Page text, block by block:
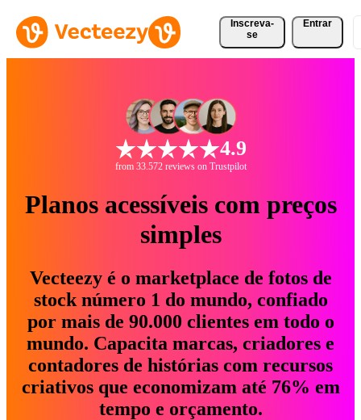
Inscreva-
se
Entrar
4.9
from 33.572 reviews on Trustpilot
Planos acessíveis com preços
simples
Vecteezy é o marketplace de fotos de
stock número 1 do mundo, confiado
por mais de 90.000 clientes em todo o
mundo. Capacita marcas, criadores e
contadores de histórias com recursos
criativos que economizam até 76% em
tempo e orçamento.